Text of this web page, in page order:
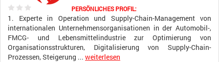
PERSÖNLICHES PROFIL:
1. Experte in Operation und Supply-Chain-Management von
internationalen Unternehmensorganisationen in der Automobil-,
FMCG- und Lebensmittelindustrie zur Optimierung von
Organisationsstrukturen, Digitalisierung von Supply-Chain-
Prozessen, Steigerung ... weiterlesen